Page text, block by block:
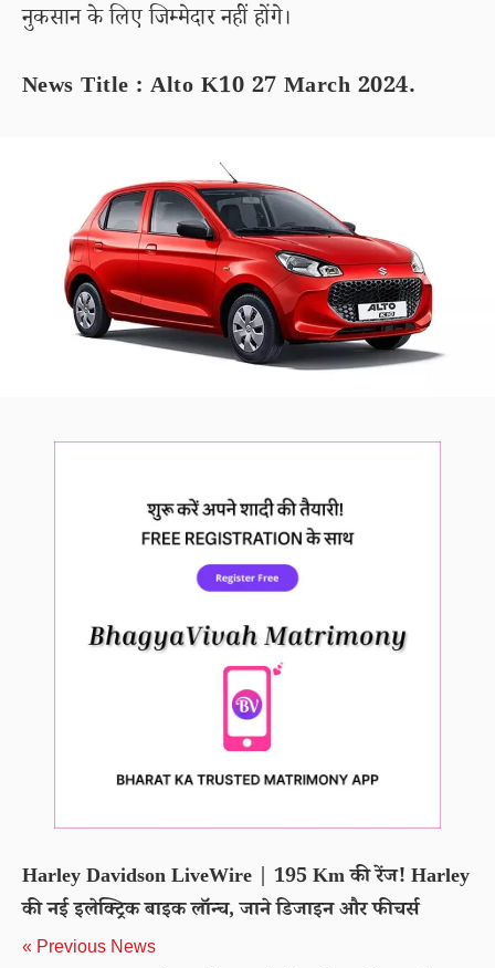
नुकसान के लिए जिम्मेदार नहीं होंगे।
News Title : Alto K10 27 March 2024.
Harley Davidson LiveWire | 195 Km की रेंज! Harley
की नई इलेक्ट्रिक बाइक लॉन्च, जाने डिजाइन और फीचर्स
« Previous News